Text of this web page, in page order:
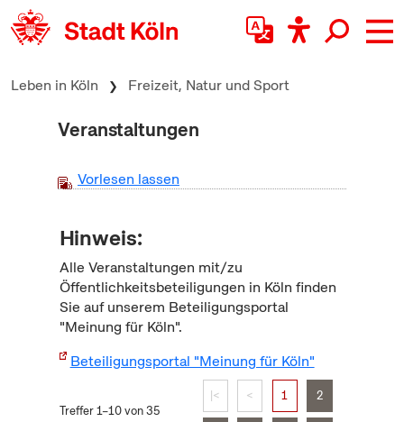
zum Inhalt springen
Leben in Köln Freizeit, Natur und Sport
Veranstaltungen
Vorlesen lassen
Hinweis:
Alle Veranstaltungen mit/zu
Öffentlichkeitsbeteiligungen in Köln finden
Sie auf unserem Beteiligungsportal
"Meinung für Köln".
Beteiligungsportal "Meinung für Köln"
Treffer 1–10 von 35
|< < 1 2